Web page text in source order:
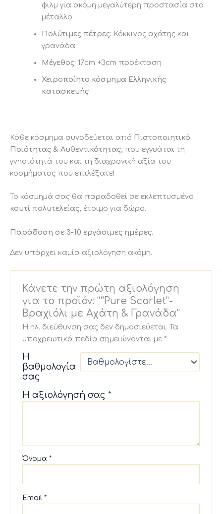
φιλμ για ακόμη μεγαλύτερη προστασία στο
μέταλλο
Πολύτιμες πέτρες: Κόκκινος αχάτης και
γρανάδα
Μέγεθος: 17cm +3cm προέκταση
Χειροποίητο κόσμημα Ελληνικής
κατασκευής
Κάθε κόσμημα συνοδεύεται από Πιστοποιητικό
Ποιότητας & Αυθεντικότητας, που εγγυάται τη
γνησιότητά του και τη διαχρονική αξία του
κοσμήματος που επιλέξατε!
Το κόσμημά σας θα παραδοθεί σε εκλεπτυσμένο
κουτί πολυτελείας, έτοιμο για δώρο.
Παράδοση σε 3-10 εργάσιμες ημέρες.
Δεν υπάρχει καμία αξιολόγηση ακόμη.
Κάνετε την πρώτη αξιολόγηση
για το προϊόν: ““Pure Scarlet”-
Βραχιόλι με Αχάτη & Γρανάδα”
Η ηλ. διεύθυνση σας δεν δημοσιεύεται. Τα
υποχρεωτικά πεδία σημειώνονται με*
Η
βαθμολογία
σας
Η αξιολόγησή σας*
Όνομα*
Email*